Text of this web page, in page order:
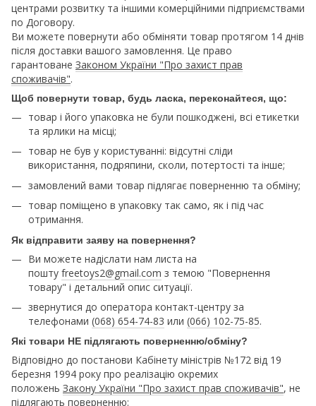
центрами розвитку та іншими комерційними підприємствами
по Договору.
Ви можете повернути або обміняти товар протягом 14 днів
після доставки вашого замовлення. Це право
гарантоване Законом України "Про захист прав
споживачів".
Щоб повернути товар, будь ласка, переконайтеся, що:
товар і його упаковка не були пошкоджені, всі етикетки
та ярлики на місці;
товар не був у користуванні: відсутні сліди
використання, подряпини, сколи, потертості та інше;
замовлений вами товар підлягає поверненню та обміну;
товар поміщено в упаковку так само, як і під час
отримання.
Як відправити заяву на повернення?
Ви можете надіслати нам листа на
пошту freetoys2@gmail.com з темою "Повернення
товару" і детальний опис ситуації.
звернутися до оператора контакт-центру за
телефонами (068) 654-74-83 или (066) 102-75-85.
Які товари НЕ підлягають поверненню/обміну?
Відповідно до постанови Кабінету міністрів №172 від 19
березня 1994 року про реалізацію окремих
положень Закону України "Про захист прав споживачів", не
підлягають поверненню: